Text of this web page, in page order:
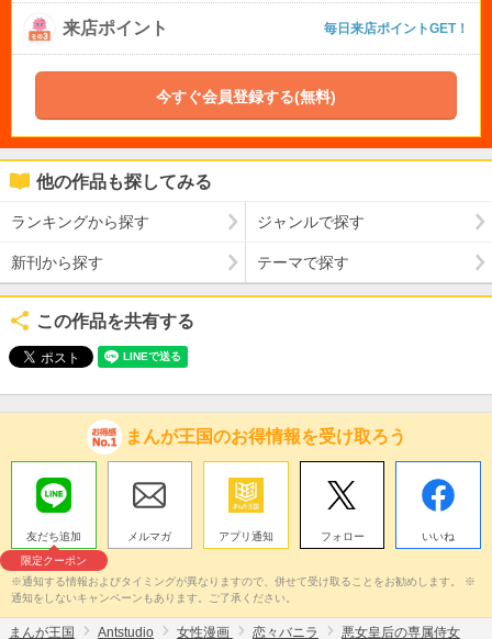
来店ポイント 毎日来店ポイントGET！
今すぐ会員登録する(無料)
他の作品も探してみる
ランキングから探す ジャンルで探す
新刊から探す テーマで探す
この作品を共有する
まんが王国のお得情報を受け取ろう
友だち追加
限定クーポン
メルマガ アプリ通知 フォロー いいね
※通知する情報およびタイミングが異なりますので、併せて受け取ることをお勧めします。 ※
通知をしないキャンペーンもあります。ご了承ください。
まんが王国 Antstudio 女性漫画 恋々バニラ 悪女皇后の専属侍女